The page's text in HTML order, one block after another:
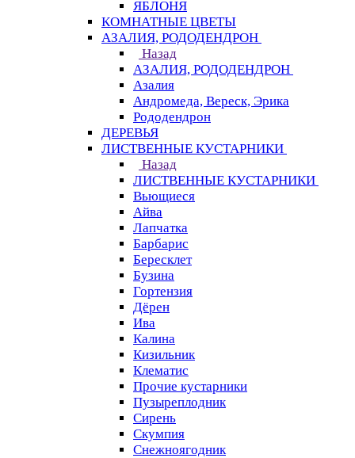
ЯБЛОНЯ
КОМНАТНЫЕ ЦВЕТЫ
АЗАЛИЯ, РОДОДЕНДРОН
Назад
АЗАЛИЯ, РОДОДЕНДРОН
Азалия
Андромеда, Вереск, Эрика
Рододендрон
ДЕРЕВЬЯ
ЛИСТВЕННЫЕ КУСТАРНИКИ
Назад
ЛИСТВЕННЫЕ КУСТАРНИКИ
Вьющиеся
Айва
Лапчатка
Барбарис
Бересклет
Бузина
Гортензия
Дёрен
Ива
Калина
Кизильник
Клематис
Прочие кустарники
Пузыреплодник
Сирень
Скумпия
Снежноягодник